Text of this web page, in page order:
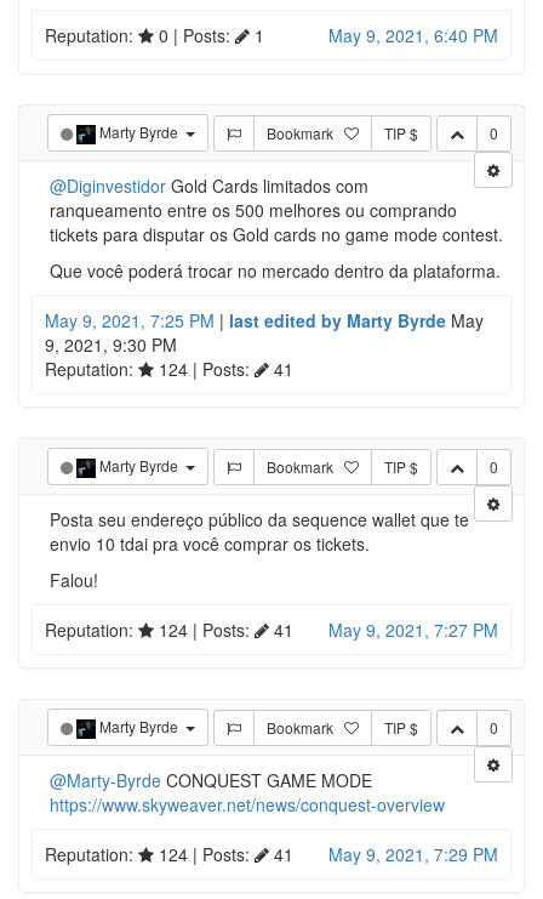
May 9, 2021, 6:40 PM
Reputation: 0 | Posts: 1
Marty Byrde Bookmark TIP $ 0
@Diginvestidor Gold Cards limitados com
ranqueamento entre os 500 melhores ou comprando
tickets para disputar os Gold cards no game mode contest.
Que você poderá trocar no mercado dentro da plataforma.
May 9, 2021, 7:25 PM | last edited by Marty Byrde May
9, 2021, 9:30 PM
Reputation:
124 | Posts: 41
Marty Byrde Bookmark TIP $ 0
Posta seu endereço público da sequence wallet que te
envio 10 tdai pra você comprar os tickets.
Falou!
May 9, 2021, 7:27 PM
Reputation: 124 | Posts: 41
Marty Byrde Bookmark TIP $ 0
@Marty-Byrde CONQUEST GAME MODE
https://www.skyweaver.net/news/conquest-overview
May 9, 2021, 7:29 PM
Reputation: 124 | Posts: 41